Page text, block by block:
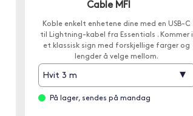
Cable MFI
Koble enkelt enhetene dine med en USB-C
til Lightning-kabel fra Essentials . Kommer i
et klassisk sign med forskjellige farger og
lengder å velge mellom.
Hvit 3 m ▾
På lager, sendes på mandag